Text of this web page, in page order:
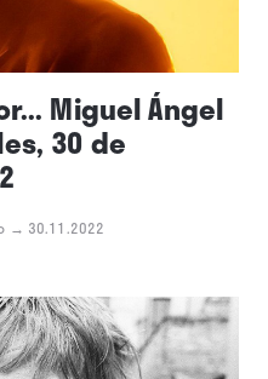
Miguel Ángel
30 de
→ 30.11.2022